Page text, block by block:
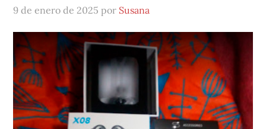
9 de enero de 2025 por Susana